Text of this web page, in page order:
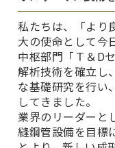
私たちは、「より
大の使命として今
中枢部門「Ｔ＆D
解析技術を確立し
な基礎研究を行い
してきました。
業界のリーダーと
縫鋼管設備を目標